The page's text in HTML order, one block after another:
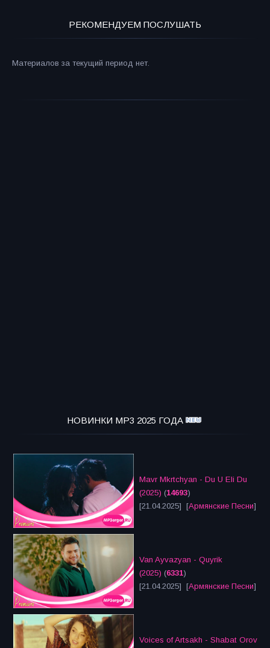
РЕКОМЕНДУЕМ ПОСЛУШАТЬ
Материалов за текущий период нет.
НОВИНКИ MP3 2025 ГОДА
Mavr Mkrtchyan - Du U Eli Du
(2025) (14693)
[21.04.2025] [Армянские Песни]
Van Ayvazyan - Quyrik
(2025) (6331)
[21.04.2025] [Армянские Песни]
Voices of Artsakh - Shabat Orov